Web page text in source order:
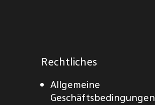
Rechtliches
Allgemeine
Geschäftsbedingungen